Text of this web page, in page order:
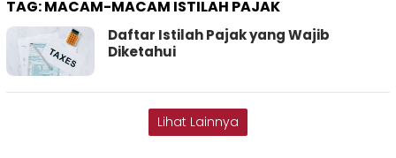
TAG:MACAM-MACAM ISTILAH PAJAK
Daftar Istilah Pajak yang Wajib
Diketahui
Lihat Lainnya